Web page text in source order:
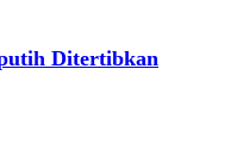
Ditertibkan